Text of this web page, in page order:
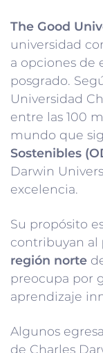
The Good
universidad
a opciones de
posgrado.
Universidad
entre las 100
mundo que
Sostenibles
Darwin
excelencia.
Su propósito
contribuyan al
región norte
preocupa por
aprendizaje
Algunos
de Charles